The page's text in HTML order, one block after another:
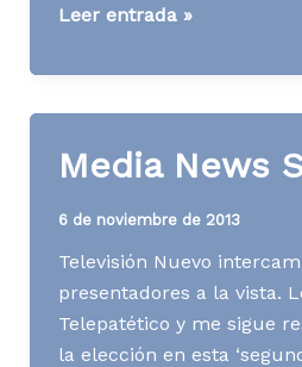
Media
S53
Leer entrada »
Media News
6 de noviembre de 2013
Televisión Nuevo
presentadores a la vista.
Telepatético y me sigue
la elección en esta